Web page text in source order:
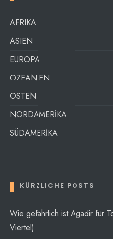
AFRIKA
ASIEN
EUROPA
OZEANİEN
OSTEN
NORDAMERİKA
SÜDAMERİKA
KÜRZLICHE POSTS
Wie gefährlich ist Agadir für
Viertel)